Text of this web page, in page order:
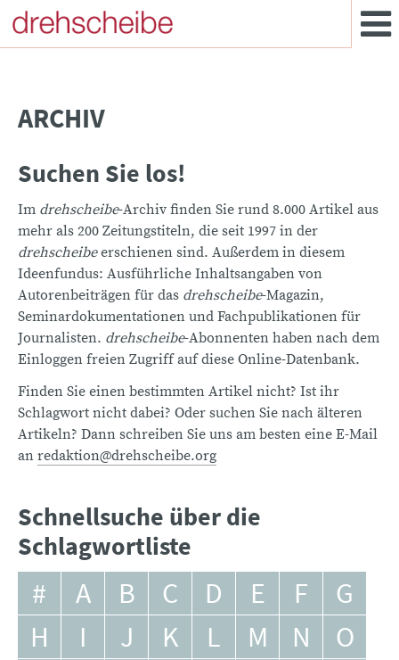
ARCHIV
Suchen Sie los!
Im drehscheibe-Archiv finden Sie rund 8.000 Artikel aus
mehr als 200 Zeitungstiteln, die seit 1997 in der
drehscheibeerschienen sind. Außerdem in diesem
Ideenfundus: Ausführliche Inhaltsangaben von
Autorenbeiträgen für das drehscheibe-Magazin,
Seminardokumentationen und Fachpublikationen für
Journalisten. drehscheibe-Abonnenten haben nach dem
Einloggen freien Zugriff auf diese Online-Datenbank.
Finden Sie einen bestimmten Artikel nicht? Ist ihr
Schlagwort nicht dabei? Oder suchen Sie nach älteren
Artikeln? Dann schreiben Sie uns am besten eine E-Mail
an redaktion@drehscheibe.org
Schnellsuche über die
Schlagwortliste
# A B C D E F
G
H
I J K L M N
O